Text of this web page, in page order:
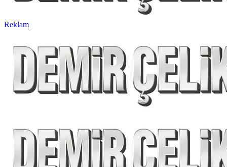
Reklam